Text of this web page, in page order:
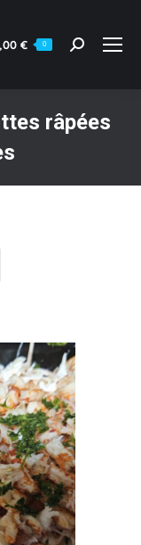
€ 0
Recherche
râpées